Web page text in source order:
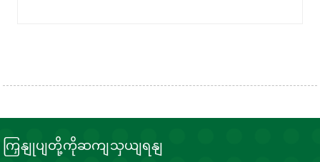
ကြှနျုပျတို့ကိုဆကျသှယျရနျ